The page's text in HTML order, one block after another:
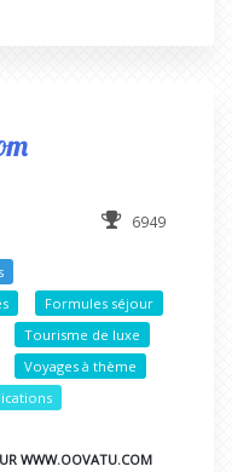
6949
Formules séjour
Tourisme de luxe
Voyages à thème
WWW.OOVATU.COM